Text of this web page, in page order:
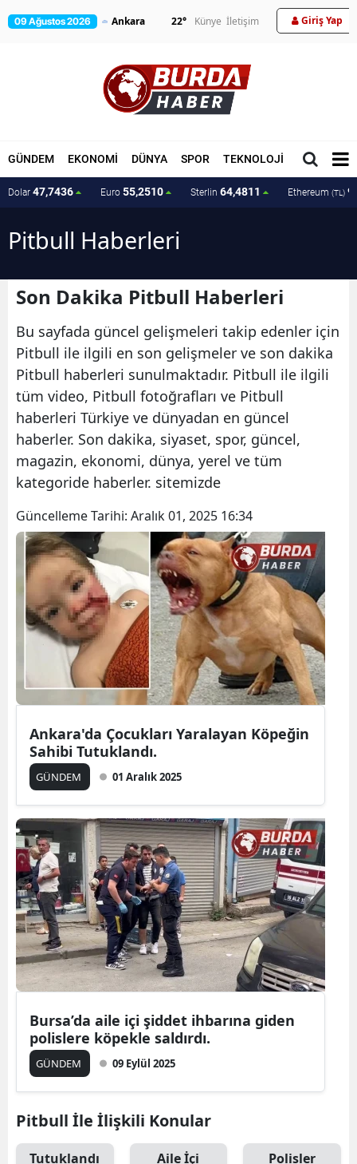
09 Ağustos 2026 22° Künye İletişim Giriş Yap
GÜNDEM EKONOMİ DÜNYA SPOR TEKNOLOJİ MAGAZİN
Dolar 47,7436 Euro 55,2510 Sterlin 64,4811 Ethereum (TL)
Pitbull Haberleri
Son Dakika Pitbull Haberleri
Bu sayfada güncel gelişmeleri takip edenler için
Pitbull ile ilgili en son gelişmeler ve son dakika
Pitbull haberleri sunulmaktadır. Pitbull ile ilgili
tüm video, Pitbull fotoğrafları ve Pitbull
haberleri Türkiye ve dünyadan en güncel
haberler. Son dakika, siyaset, spor, güncel,
magazin, ekonomi, dünya, yerel ve tüm
kategoride haberler. sitemizde
Güncelleme Tarihi: Aralık 01, 2025 16:34
Ankara'da Çocukları Yaralayan Köpeğin
Sahibi Tutuklandı.
GÜNDEM 01 Aralık 2025
Bursa’da aile içi şiddet ihbarına giden
polislere köpekle saldırdı.
GÜNDEM 09 Eylül 2025
Pitbull İle İlişkili Konular
Tutuklandı
Aile İçi
Polisler